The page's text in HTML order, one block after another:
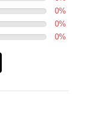
0%
0%
0%